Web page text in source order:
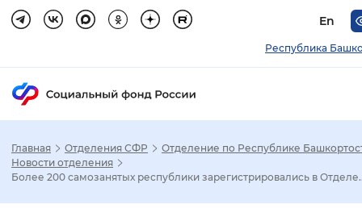
En
Республика
Настройка режима отображения
Главная Отделения СФР
Отделение по Республике
Новости отделения
Более 200 самозанятых республики зарегистрировались в